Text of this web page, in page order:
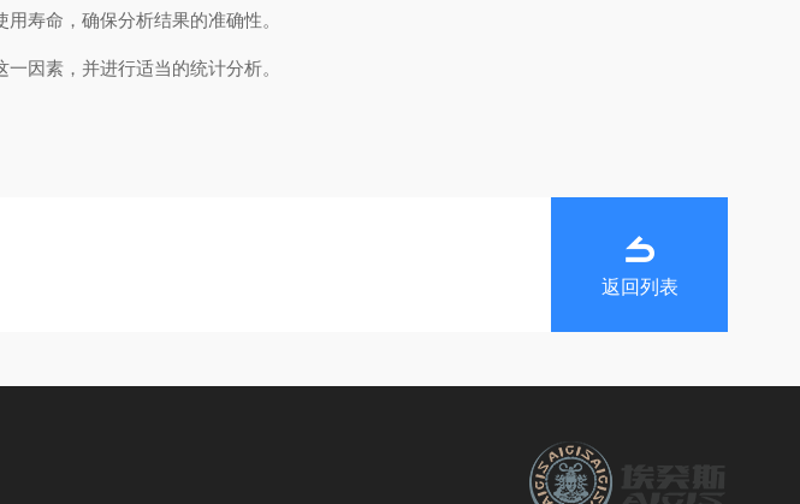
寿命，确保分析结果的准确性。
因素，并进行适当的统计分析。
返回列表